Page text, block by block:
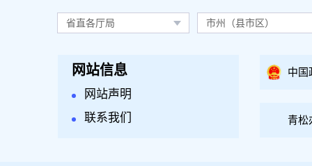
省直各厅局 市州（县市区）
网站信息
网站声明
联系我们
中国
青松